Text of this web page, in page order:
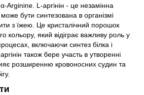
Arginine. L-аргінін - це незамінна
бути синтезована в організмі
з їжею. Це кристалічний порошок
кольору, який відіграє важливу роль у
включаючи синтез білка і
також бере участь в утворенні
розширенню кровоносних судин та